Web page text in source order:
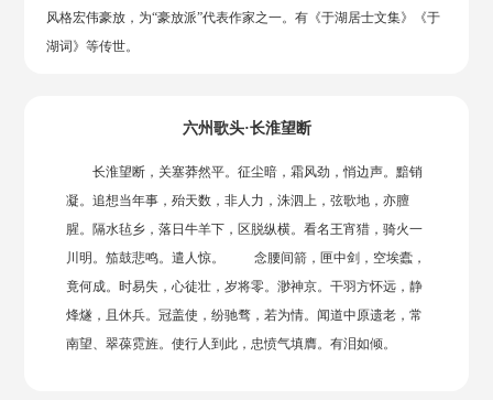
风格宏伟豪放，为“豪放派”代表作家之一。有《于湖居士文集》《于
湖词》等传世。
六州歌头·长淮望断
长淮望断，关塞莽然平。征尘暗，霜风劲，悄边声。黯销
凝。追想当年事，殆天数，非人力，洙泗上，弦歌地，亦膻
腥。隔水毡乡，落日牛羊下，区脱纵横。看名王宵猎，骑火一
川明。笳鼓悲鸣。遣人惊。 念腰间箭，匣中剑，空埃蠹，
竟何成。时易失，心徒壮，岁将零。渺神京。干羽方怀远，静
烽燧，且休兵。冠盖使，纷驰骛，若为情。闻道中原遗老，常
南望、翠葆霓旌。使行人到此，忠愤气填膺。有泪如倾。